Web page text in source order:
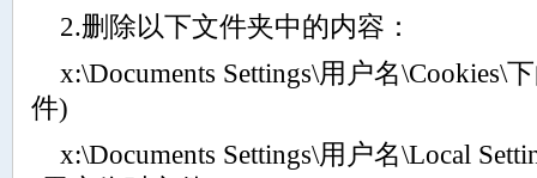
2.删除以下文件夹中的内容：
x:\Documents Settings\用户名\Cookies\
件)
x:\Documents Settings\用户名\Local